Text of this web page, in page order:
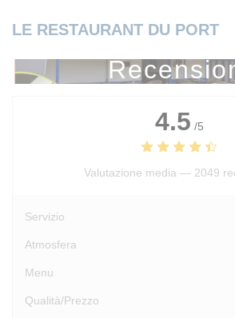
LE RESTAURANT DU PORT
4.5 /5
Valutazione media — 2049
Servizio
Atmosfera
Menu
Qualità/Prezzo